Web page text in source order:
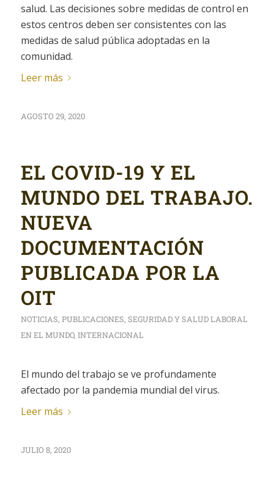
salud. Las decisiones sobre medidas de control en
estos centros deben ser consistentes con las
medidas de salud pública adoptadas en la
comunidad.
Leer más
AGOSTO 29, 2020
EL COVID-19 Y EL
MUNDO DEL TRABAJO.
NUEVA
DOCUMENTACIÓN
PUBLICADA POR LA
OIT
NOTICIAS, PUBLICACIONES, SEGURIDAD Y SALUD LABORAL
EN EL MUNDO, INTERNACIONAL
El mundo del trabajo se ve profundamente
afectado por la pandemia mundial del virus.
Leer más
JULIO 8, 2020